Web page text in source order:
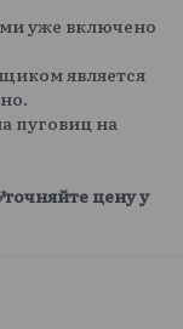
уже включено
является
пуговиц на
цену у